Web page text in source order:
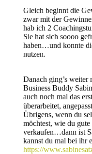
Gleich beginnt die
zwar mit der
hab ich 2
Sie hat sich soooo
haben…und konnte
nutzen.
Danach ging’s
Business Buddy
auch noch mal das
überarbeitet,
Übrigens, wenn du
möchtest, wie du
verkaufen…dann ist
kannst du mal bei ihr
https://